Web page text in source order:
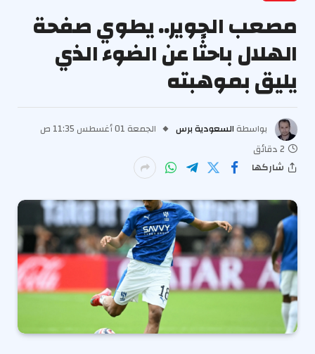
مصعب الجوير.. يطوي صفحة
الهلال باحثًا عن الضوء الذي
يليق بموهبته
بواسطة السعودية برس
الجمعة 01 أغسطس 11:35 ص
2 دقائق
شاركها